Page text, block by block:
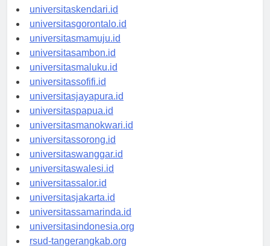
universitasmakassar.id
universitaskendari.id
universitasgorontalo.id
universitasmamuju.id
universitasambon.id
universitasmaluku.id
universitassofifi.id
universitasjayapura.id
universitaspapua.id
universitasmanokwari.id
universitassorong.id
universitaswanggar.id
universitaswalesi.id
universitassalor.id
universitasjakarta.id
universitassamarinda.id
universitasindonesia.org